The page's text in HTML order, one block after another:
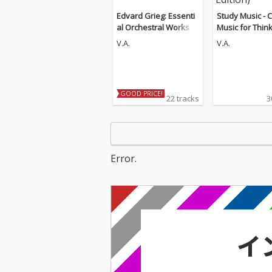
Edvard Grieg: Essenti
al Orchestral Works
V.A.
GOOD PRICE! 22 tracks
Study Music -
Music for
d
V.A.
Error.